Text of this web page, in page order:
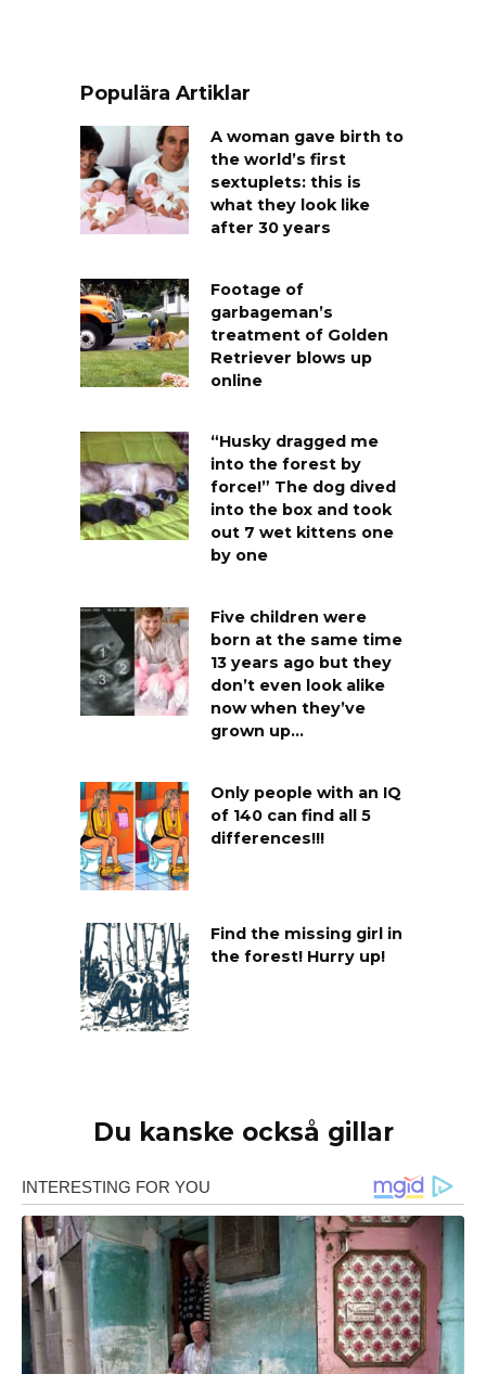
Populära Artiklar
A woman gave birth to
the world’s first
sextuplets: this is
what they look like
after 30 years
Footage of
garbageman’s
treatment of Golden
Retriever blows up
online
“Husky dragged me
into the forest by
force!” The dog dived
into the box and took
out 7 wet kittens one
by one
Five children were
born at the same time
13 years ago but they
don’t even look alike
now when they’ve
grown up…
Only people with an IQ
of 140 can find all 5
differences!!!
Find the missing girl in
the forest! Hurry up!
Du kanske också gillar